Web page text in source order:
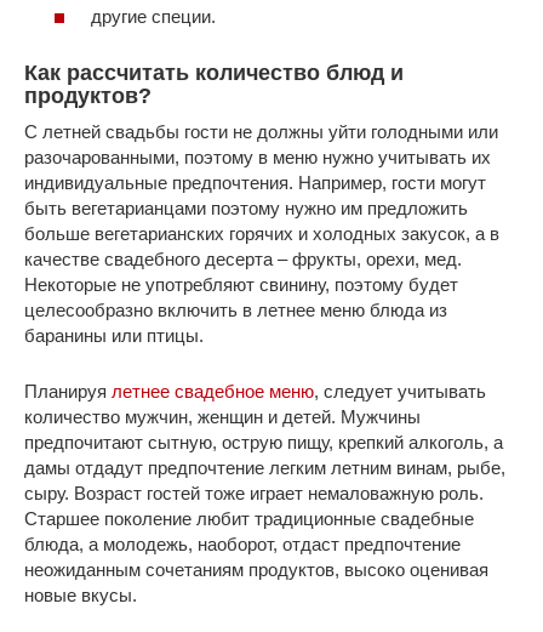
другие специи.
Как рассчитать количество блюд и
продуктов?
С летней свадьбы гости не должны уйти голодными или
разочарованными, поэтому в меню нужно учитывать их
индивидуальные предпочтения. Например, гости могут
быть вегетарианцами поэтому нужно им предложить
больше вегетарианских горячих и холодных закусок, а в
качестве свадебного десерта – фрукты, орехи, мед.
Некоторые не употребляют свинину, поэтому будет
целесообразно включить в летнее меню блюда из
баранины или птицы.
Планируя летнее свадебное меню, следует учитывать
количество мужчин, женщин и детей. Мужчины
предпочитают сытную, острую пищу, крепкий алкоголь, а
дамы отдадут предпочтение легким летним винам, рыбе,
сыру. Возраст гостей тоже играет немаловажную роль.
Старшее поколение любит традиционные свадебные
блюда, а молодежь, наоборот, отдаст предпочтение
неожиданным сочетаниям продуктов, высоко оценивая
новые вкусы.